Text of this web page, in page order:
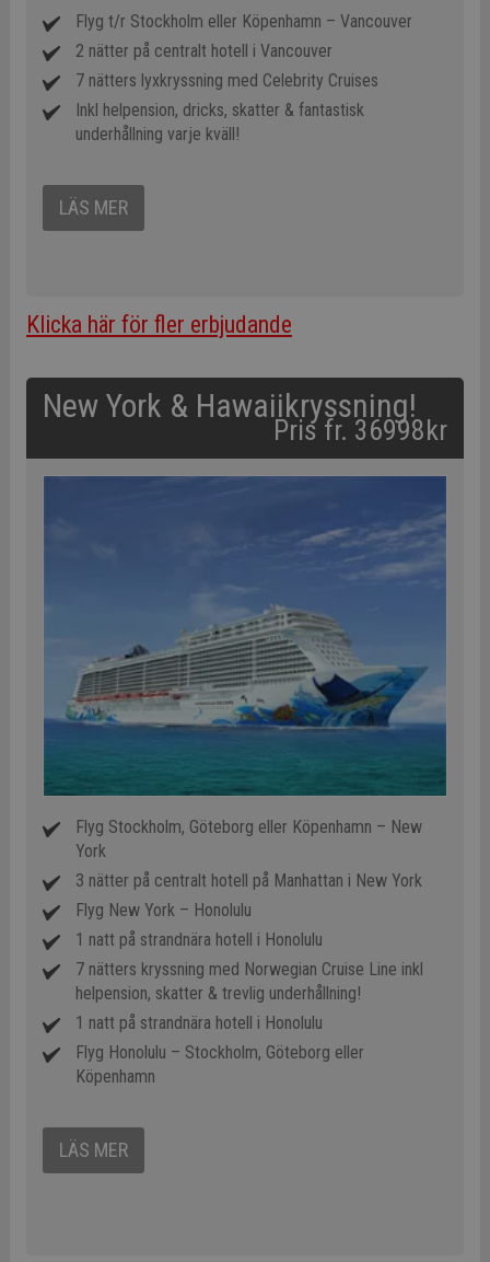
Flyg t/r Stockholm eller Köpenhamn – Vancouver
2 nätter på centralt hotell i Vancouver
7 nätters lyxkryssning med Celebrity Cruises
Inkl helpension, dricks, skatter & fantastisk
underhållning varje kväll!
LÄS MER
Klicka här för fler erbjudande
New York & Hawaiikryssning!
Pris fr. 36998kr
Flyg Stockholm, Göteborg eller Köpenhamn – New
York
3 nätter på centralt hotell på Manhattan i New York
Flyg New York – Honolulu
1 natt på strandnära hotell i Honolulu
7 nätters kryssning med Norwegian Cruise Line inkl
helpension, skatter & trevlig underhållning!
1 natt på strandnära hotell i Honolulu
Flyg Honolulu – Stockholm, Göteborg eller
Köpenhamn
LÄS MER